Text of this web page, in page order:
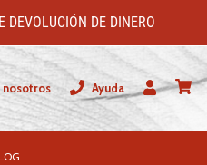
DEVOLUCIÓN DE DINERO
nosotros
Ayuda
Usuario